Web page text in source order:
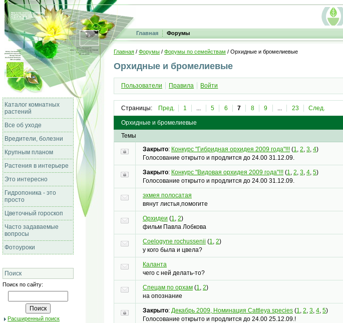
Главная Форумы
Каталог комнатных
растений
Все об уходе
Вредители, болезни
Крупным планом
Растения в интерьере
Это интересно
Гидропоника - это
просто
Цветочный гороскоп
Часто задаваемые
вопросы
Фотоуроки
Поиск
Поиск по сайту:
Расширенный поиск
Главная / Форумы / Форумы по семействам / Орхидные и бромелиевые
Орхидные и бромелиевые
Пользователи Правила Войти
Страницы: Пред. 1 ... 5 6 7 8 9 ... 23 След.
Орхидные и бромелиевые
Темы
Закрыто: Конкурс "Гибридная орхидея 2009 года"!!! (1, 2, 3, 4)
Голосование открыто и продлится до 24.00 31.12.09.
Закрыто: Конкурс "Видовая орхидея 2009 года"!!! (1, 2, 3, 4, 5)
Голосование открыто и продлится до 24.00 31.12.09.
эхмея полосатая
вянут листья,помогите
Орхидеи (1, 2)
фильм Павла Лобкова
Coelogyne rochussenii (1, 2)
у кого была и цвела?
Каланта
чего с ней делать-то?
Спецам по орхам (1, 2)
на опознание
Закрыто: Декабрь 2009, Номинация Cattleya species (1, 2, 3, 4, 5)
Голосование открыто и продлится до 24.00 25.12.09.!